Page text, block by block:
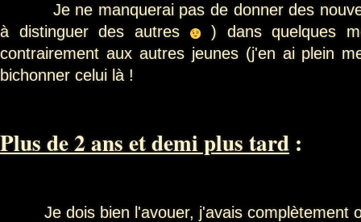
Je ne manquerai pas de donner des
à distinguer des autres
) dans quelques
contrairement aux autres jeunes (j'en ai plein
bichonner celui là !
Plus de 2 ans et demi plus tard :
Je dois bien l'avouer, j'avais complètement